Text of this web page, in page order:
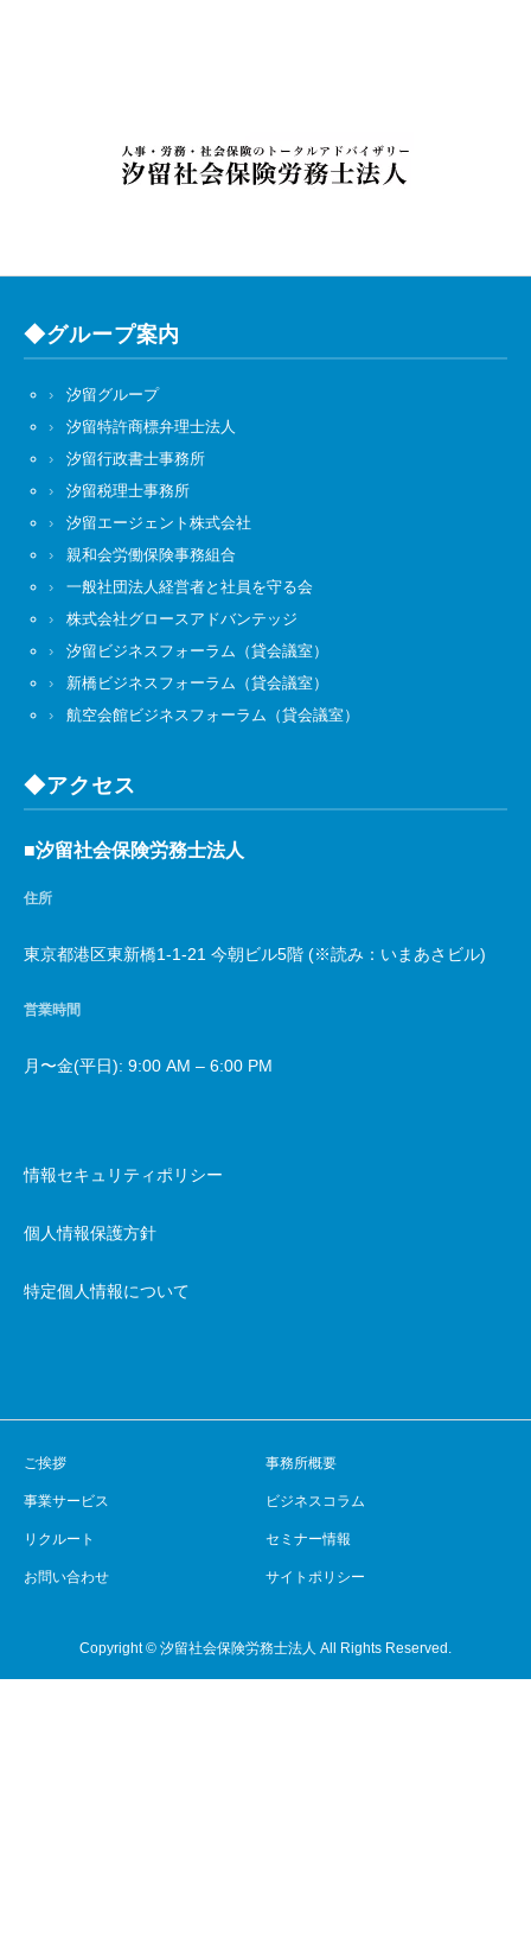
◆グループ案内
汐留グループ
汐留特許商標弁理士法人
汐留行政書士事務所
汐留税理士事務所
汐留エージェント株式会社
親和会労働保険事務組合
一般社団法人経営者と社員を守る会
株式会社グロースアドバンテッジ
汐留ビジネスフォーラム（貸会議室）
新橋ビジネスフォーラム（貸会議室）
航空会館ビジネスフォーラム（貸会議室）
◆アクセス
■汐留社会保険労務士法人
住所
東京都港区東新橋1-1-21 今朝ビル5階 (※読み：いまあさビル)
営業時間
月〜金(平日): 9:00 AM – 6:00 PM
情報セキュリティポリシー
個人情報保護方針
特定個人情報について
ご挨拶 事務所概要
事業サービス ビジネスコラム
リクルート セミナー情報
お問い合わせ サイトポリシー
Copyright © 汐留社会保険労務士法人 All Rights Reserved.